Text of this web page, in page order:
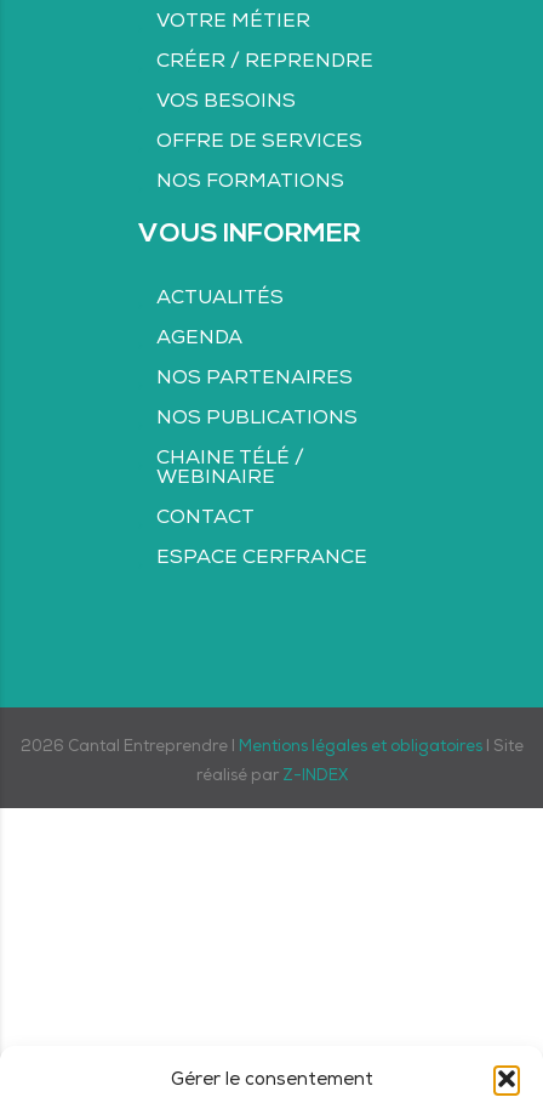
Gérer le consentement
VOTRE MÉTIER
CRÉER / REPRENDRE
VOS BESOINS
OFFRE DE SERVICES
NOS FORMATIONS
VOUS INFORMER
ACTUALITÉS
AGENDA
NOS PARTENAIRES
NOS PUBLICATIONS
CHAINE TÉLÉ /
WEBINAIRE
CONTACT
ESPACE CERFRANCE
2026 Cantal Entreprendre I Mentions légales et obligatoiresI Site
réalisé par Z-INDEX